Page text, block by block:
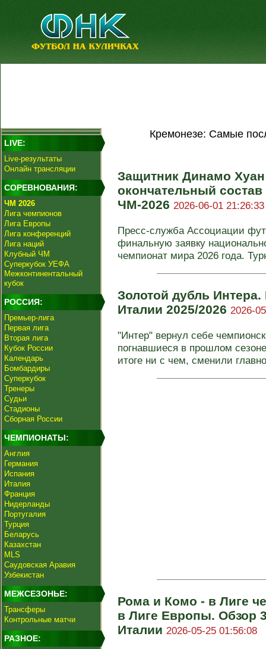
LIVE:
Live-результаты
Онлайн трансляции
СОРЕВНОВАНИЯ:
ЧМ 2026
Лига чемпионов
Лига Европы
Лига конференций
Лига наций
Клубный ЧМ
Суперкубок УЕФА
Межконтинентальный
кубок
РОССИЯ:
Премьер-лига
Первая лига
Вторая лига
Кубок России
Календарь
Бомбардиры
Суперкубок
Тренеры
Судьи
Стадионы
Сборная России
ЧЕМПИОНАТЫ:
Англия
Германия
Испания
Италия
Франция
Нидерланды
Португалия
Турция
Беларусь
Казахстан
MLS
Саудовская Аравия
Узбекистан
МЕЖСЕЗОНЬЕ:
Трансферы
Контрольные матчи
РАЗНОЕ:
Кремонезе: Самые
Защитник Динамо
окончательный
ЧМ-2026 2026-06-01 21:26:33
Пресс-служба Ассоциации
финальную заявку
чемпионат мира 2026 года.
Золотой дубль
Италии 2025/2026 2026-
"Интер" вернул себе
погнавшиеся в прошлом
итоге ни с чем, сменили
Рома и Комо - в Лиге
в Лиге Европы. Обзор
Италии 2026-05-25 01:56:08